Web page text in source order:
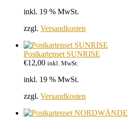
inkl. 19 % MwSt.
zzgl. Versandkosten
Postkartenset SUNRISE
€12,00 inkl. MwSt.
inkl. 19 % MwSt.
zzgl. Versandkosten